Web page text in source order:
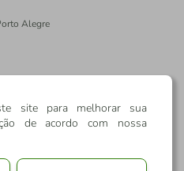
Alegre
site para melhorar sua
de acordo com nossa